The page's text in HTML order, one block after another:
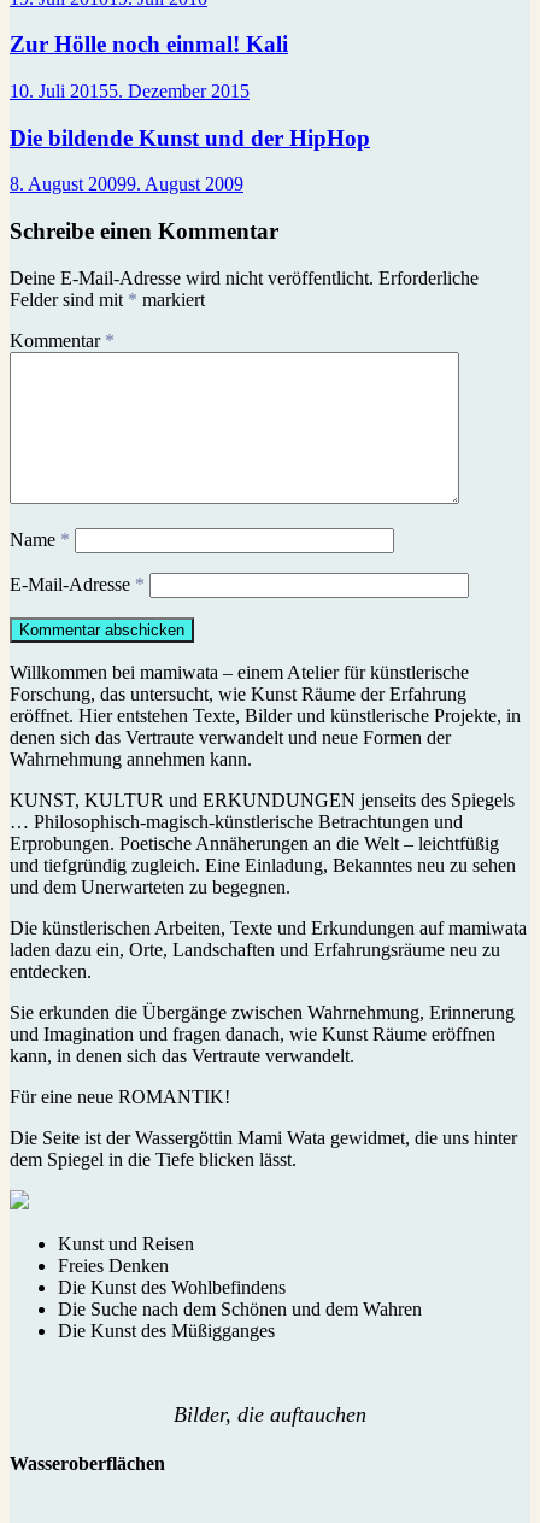
Zur Hölle noch einmal! Kali
10. Juli 20155. Dezember 2015
Die bildende Kunst und der HipHop
8. August 20099. August 2009
Schreibe einen Kommentar
Deine E-Mail-Adresse wird nicht veröffentlicht. Erforderliche
Felder sind mit * markiert
Kommentar *
Name *
E-Mail-Adresse *
Willkommen bei mamiwata – einem Atelier für künstlerische
Forschung, das untersucht, wie Kunst Räume der Erfahrung
eröffnet. Hier entstehen Texte, Bilder und künstlerische Projekte, in
denen sich das Vertraute verwandelt und neue Formen der
Wahrnehmung annehmen kann.
KUNST, KULTUR und ERKUNDUNGEN jenseits des Spiegels
… Philosophisch-magisch-künstlerische Betrachtungen und
Erprobungen. Poetische Annäherungen an die Welt – leichtfüßig
und tiefgründig zugleich. Eine Einladung, Bekanntes neu zu sehen
und dem Unerwarteten zu begegnen.
Die künstlerischen Arbeiten, Texte und Erkundungen auf mamiwata
laden dazu ein, Orte, Landschaften und Erfahrungsräume neu zu
entdecken.
Sie erkunden die Übergänge zwischen Wahrnehmung, Erinnerung
und Imagination und fragen danach, wie Kunst Räume eröffnen
kann, in denen sich das Vertraute verwandelt.
Für eine neue ROMANTIK!
Die Seite ist der Wassergöttin Mami Wata gewidmet, die uns hinter
dem Spiegel in die Tiefe blicken lässt.
Kunst und Reisen
Freies Denken
Die Kunst des Wohlbefindens
Die Suche nach dem Schönen und dem Wahren
Die Kunst des Müßigganges
Bilder, die auftauchen
Wasseroberflächen